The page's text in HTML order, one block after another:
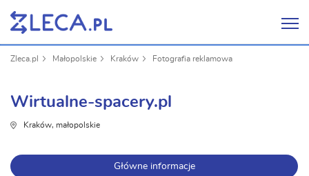
Zleca.pl Małopolskie Kraków Fotografia reklamowa
Wirtualne-spacery.pl
Kraków, małopolskie
Główne informacje